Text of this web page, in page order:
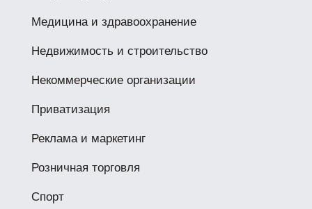
Медицина и здравоохранение
Недвижимость и строительство
Некоммерческие организации
Приватизация
Реклама и маркетинг
Розничная торговля
Спорт